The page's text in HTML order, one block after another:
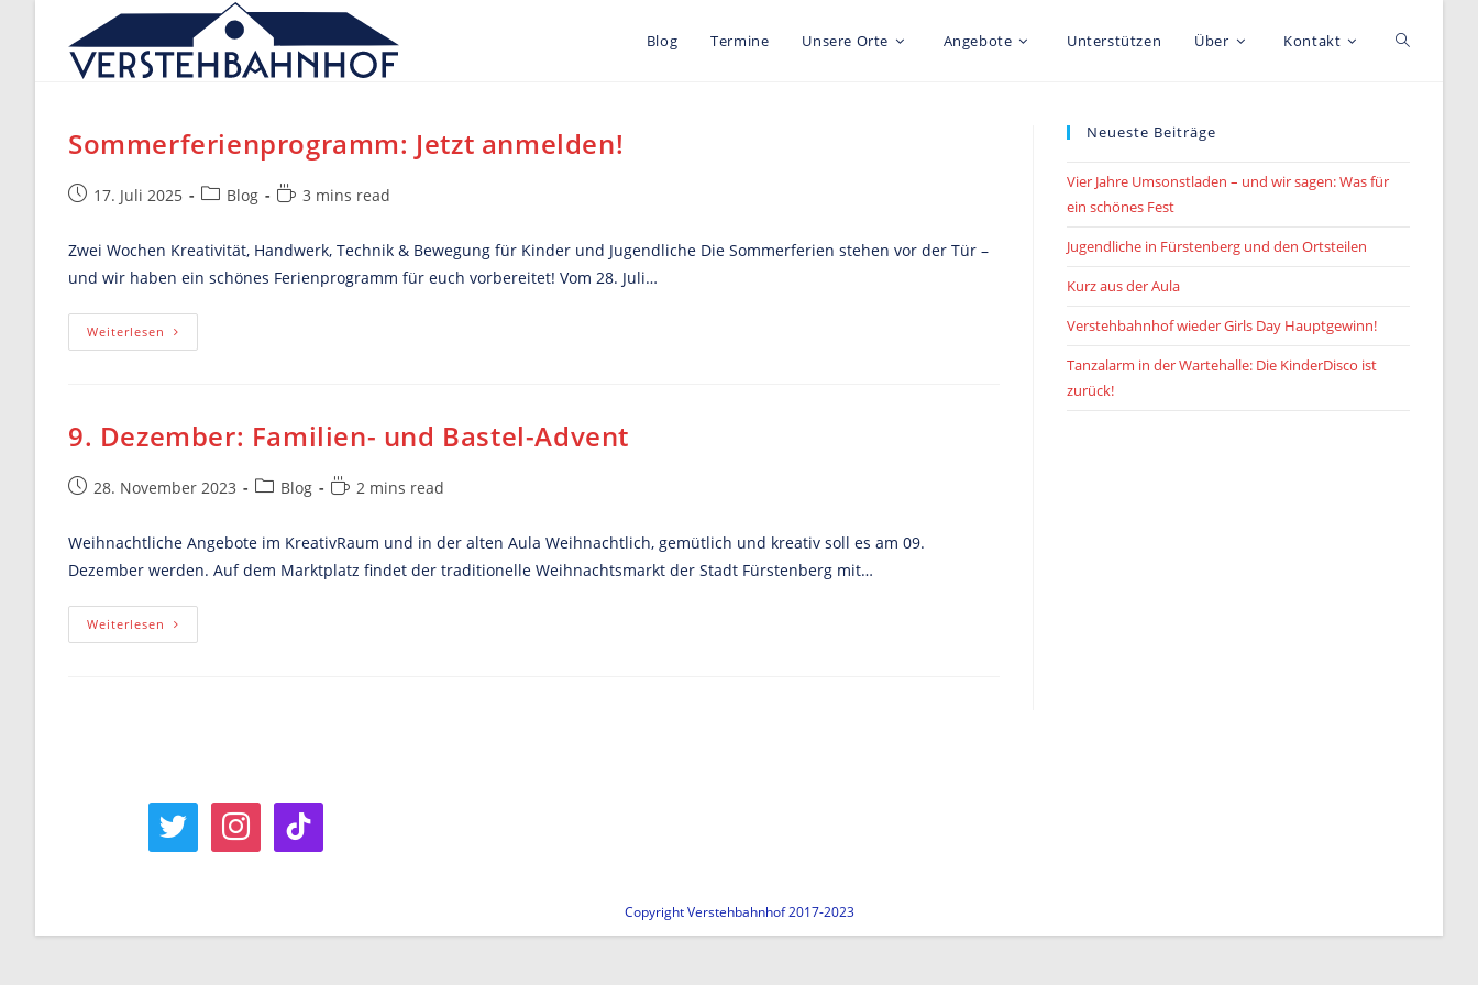
Blog Termine Unsere Orte Angebote Unterstützen Über Kontakt Toggle
Sommerferienprogramm: Jetzt anmelden!
Post17. Juli 2025
PostBlog
Reading
3 mins read
Zwei Wochen Kreativität, Handwerk, Technik & Bewegung für Kinder und Jugendliche Die Sommerferien stehen vor der Tür –
und wir haben ein schönes Ferienprogramm für euch vorbereitet! Vom 28. Juli…
Weiterlesen Sommerferienprogramm:
Jetzt
9. Dezember: Familien- und Bastel-Advent
Post28. November 2023
PostBlog
Reading
2 mins read
Weihnachtliche Angebote im KreativRaum und in der alten Aula Weihnachtlich, gemütlich und kreativ soll es am 09.
Dezember werden. Auf dem Marktplatz findet der traditionelle Weihnachtsmarkt der Stadt Fürstenberg mit…
Weiterlesen 9.
Dezember:
Neueste Beiträge
Vier Jahre Umsonstladen – und wir sagen: Was für
ein schönes Fest
Jugendliche in Fürstenberg und den Ortsteilen
Kurz aus der Aula
Verstehbahnhof wieder Girls Day Hauptgewinn!
Tanzalarm in der Wartehalle: Die KinderDisco ist
zurück!
twitter instagram tiktok
Copyright Verstehbahnhof 2017-2023